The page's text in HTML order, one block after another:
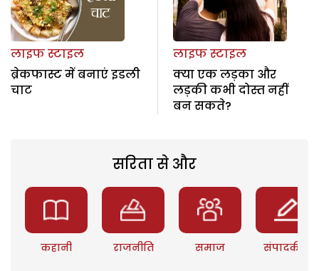
लाइफ स्टाइल
ब्रेकफास्ट में बनाएं इडली
चाट
लाइफ स्टाइल
क्या एक लड़का और
लड़की कभी दोस्त नहीं
बन सकते?
सरिता से और
कहानी राजनीति समाज संपादकीय